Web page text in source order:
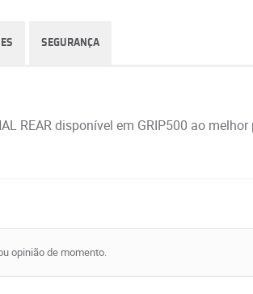
SEGURANÇA
REAR disponível em GRIP500 ao
opinião de momento.